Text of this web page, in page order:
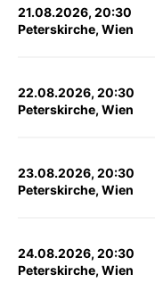
21.08.2026, 20:30
Peterskirche, Wien
22.08.2026, 20:30
Peterskirche, Wien
23.08.2026, 20:30
Peterskirche, Wien
24.08.2026, 20:30
Peterskirche, Wien